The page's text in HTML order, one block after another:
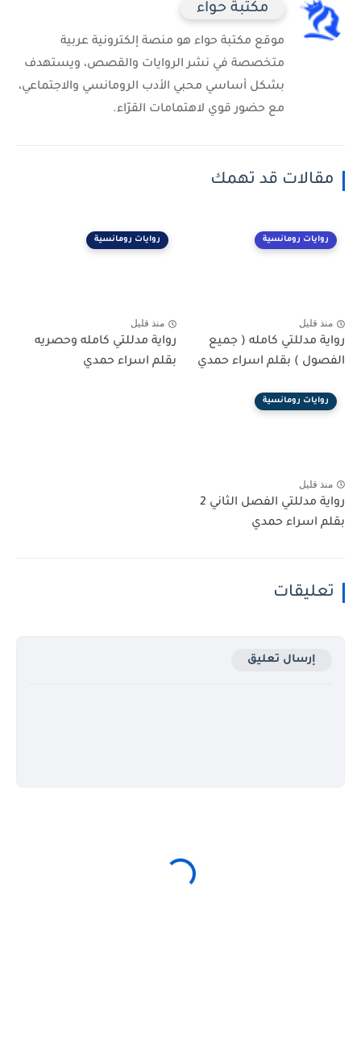
مكتبة حواء
موقع مكتبة حواء هو منصة إلكترونية عربية
متخصصة في نشر الروايات والقصص، ويستهدف
بشكل أساسي محبي الأدب الرومانسي والاجتماعي،
مع حضور قوي لاهتمامات القرّاء.
مقالات قد تهمك
روايات رومانسية
منذ قليل
رواية مدللتي كامله ( جميع
الفصول ) بقلم اسراء حمدي
روايات رومانسية
منذ قليل
رواية مدللتي كامله وحصريه
بقلم اسراء حمدي
روايات رومانسية
منذ قليل
رواية مدللتي الفصل الثاني 2
بقلم اسراء حمدي
تعليقات
إرسال تعليق